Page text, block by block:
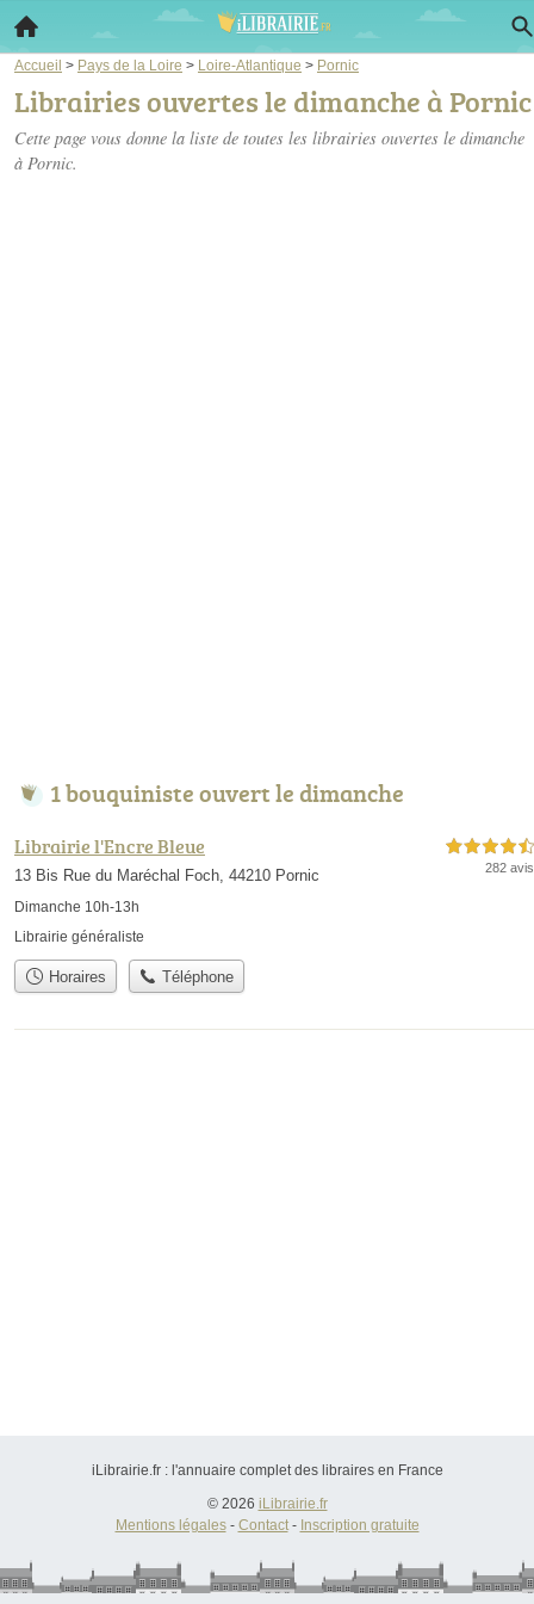
Accueil > Pays de la Loire > Loire-Atlantique > Pornic
Librairies ouvertes le dimanche à Pornic
Cette page vous donne la liste de toutes les librairies ouvertes le dimanche
à Pornic.
1 bouquiniste ouvert le dimanche
Librairie l'Encre Bleue
13 Bis Rue du Maréchal Foch, 44210 Pornic
Dimanche 10h-13h
4,5 étoiles sur 5
282 avis
Librairie généraliste
Horaires Téléphone
iLibrairie.fr : l'annuaire complet des libraires en France
© 2026 iLibrairie.fr
Mentions légales- Contact- Inscription gratuite